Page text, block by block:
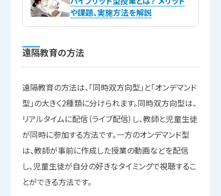
や課題、実施方法を解説
遠隔教育の方法
遠隔教育の方法は、「同時双方向型」と「オンデマンド
型」の大きく2種類に分けられます。同時双方向型は、
リアルタイムに配信（ライブ配信）し、教師と児童生徒
が同時に参加する方法です。一方のオンデマンド型
は、教師が事前に作成した授業の動画などを配信
し、児童生徒が自分の好きなタイミングで視聴するこ
とができる方法です。